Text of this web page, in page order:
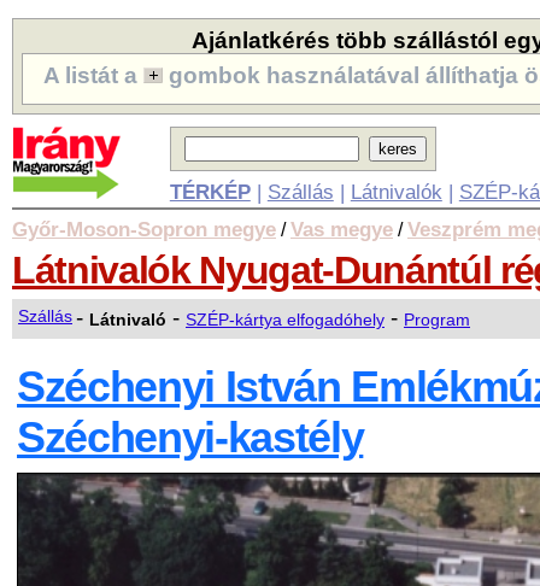
Ajánlatkérés több szállástól
A listát a
gombok használatával állíthatja
TÉRKÉP| Szállás | Látnivalók | SZÉP-
Győr-Moson-Sopron megye /Vas megye /Veszprém
Látnivalók Nyugat-Dunántúl
Szállás- Látnivaló - SZÉP-kártya elfogadóhely - Program
Széchenyi István
Széchenyi-kastély